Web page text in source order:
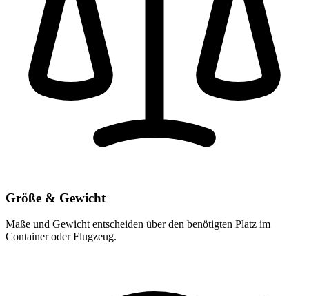
Größe & Gewicht
Maße und Gewicht entscheiden über den benötigten Platz im
Container oder Flugzeug.